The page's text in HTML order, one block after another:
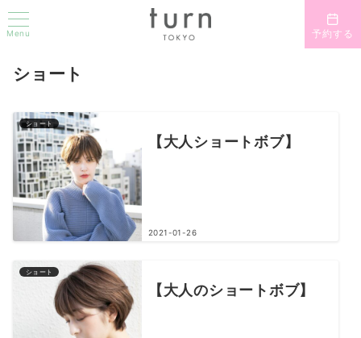
Menu 予約する
ショート
ショート
【大人ショートボブ】
2021-01-26
ショート
【大人のショートボブ】